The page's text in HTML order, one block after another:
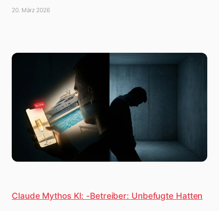
20. März 2026
Claude Mythos KI: -Betreiber: Unbefugte Hatten